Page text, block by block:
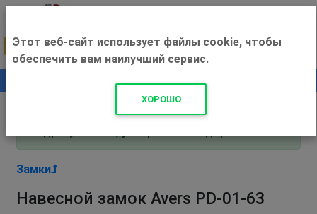
+500 ₽
Внимание! С 3 августа магазин работает по
Замки
Навесной замок Avers PD-01-63
Этот веб-сайт использует файлы cookie, чтобы
обеспечить вам наилучший сервис.
ХОРОШО